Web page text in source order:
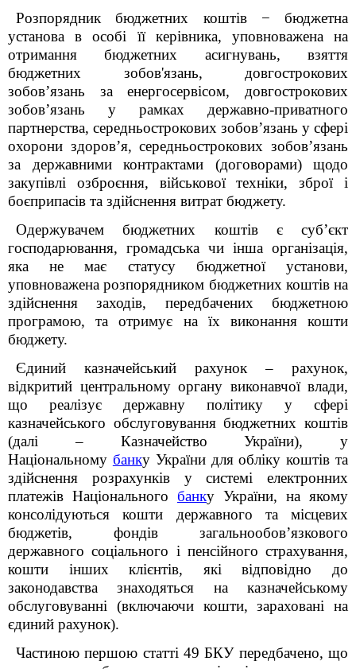
Розпорядник бюджетних коштів − бюджетна
установа в особі її керівника, уповноважена на
отримання бюджетних асигнувань, взяття
бюджетних зобов'язань, довгострокових
зобов’язань за енергосервісом, довгострокових
зобов’язань у рамках державно-приватного
партнерства, середньострокових зобов’язань у сфері
охорони здоров’я, середньострокових зобов’язань
за державними контрактами (договорами) щодо
закупівлі озброєння, військової техніки, зброї і
боєприпасів та здійснення витрат бюджету.
Одержувачем бюджетних коштів є суб’єкт
господарювання, громадська чи інша організація,
яка не має статусу бюджетної установи,
уповноважена розпорядником бюджетних коштів на
здійснення заходів, передбачених бюджетною
програмою, та отримує на їх виконання кошти
бюджету.
Єдиний казначейський рахунок – рахунок,
відкритий центральному органу виконавчої влади,
що реалізує державну політику у сфері
казначейського обслуговування бюджетних коштів
(далі – Казначейство України), у
Національному банку України для обліку коштів та
здійснення розрахунків у системі електронних
платежів Національного банку України, на якому
консолідуються кошти державного та місцевих
бюджетів, фондів загальнообов’язкового
державного соціального і пенсійного страхування,
кошти інших клієнтів, які відповідно до
законодавства знаходяться на казначейському
обслуговуванні (включаючи кошти, зараховані на
єдиний рахунок).
Частиною першою статті 49 БКУ передбачено, що